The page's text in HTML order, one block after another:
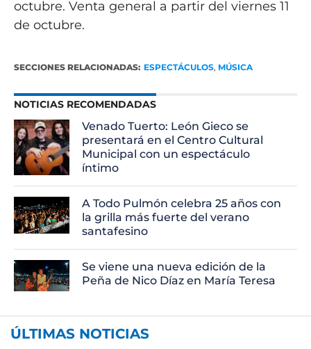
octubre. Venta general a partir del viernes 11
de octubre.
SECCIONES RELACIONADAS: ESPECTÁCULOS, MÚSICA
NOTICIAS RECOMENDADAS
Venado Tuerto: León Gieco se
presentará en el Centro Cultural
Municipal con un espectáculo
íntimo
A Todo Pulmón celebra 25 años con
la grilla más fuerte del verano
santafesino
Se viene una nueva edición de la
Peña de Nico Díaz en María Teresa
ÚLTIMAS NOTICIAS